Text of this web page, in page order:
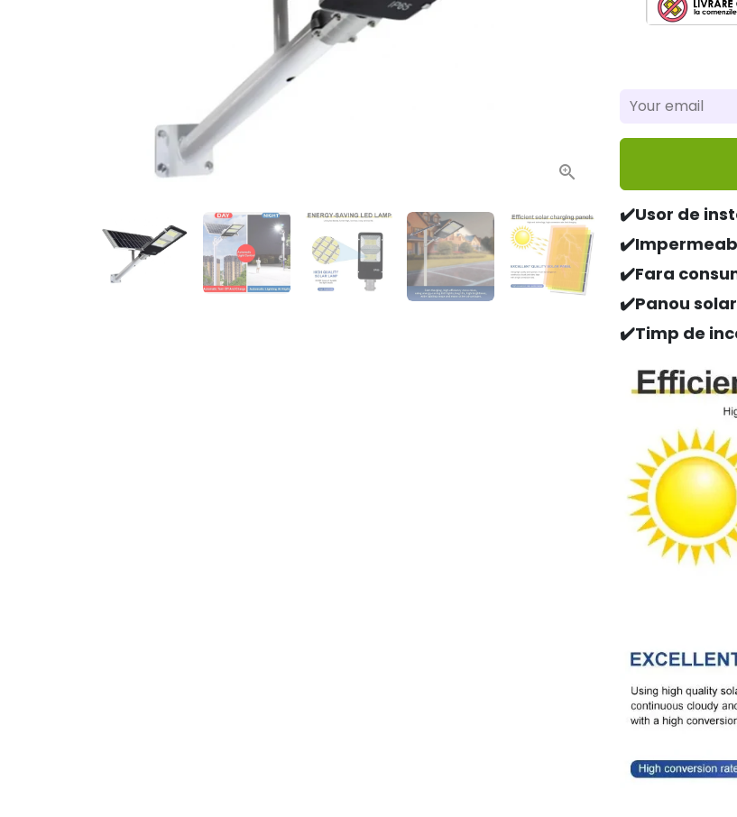
✔️Usor de
✔️Fara
✔️Panou
✔️Timp de